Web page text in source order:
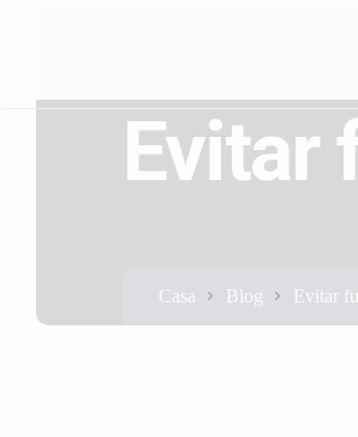
Evitar
Casa Blog Evitar